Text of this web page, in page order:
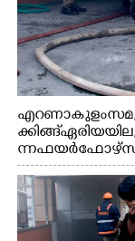
എറണാകുളം സമുദ്ര
ക്കിങ്ങ്
ന്ന ഫയർഫോഴ്സ്